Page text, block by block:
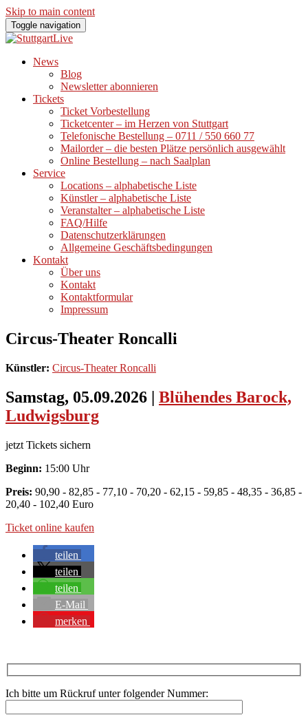
Skip to main content
Toggle navigation
News
Blog
Newsletter abonnieren
Tickets
Ticket Vorbestellung
Ticketcenter – im Herzen von Stuttgart
Telefonische Bestellung – 0711 / 550 660 77
Mailorder – die besten Plätze persönlich ausgewählt
Online Bestellung – nach Saalplan
Service
Locations – alphabetische Liste
Künstler – alphabetische Liste
Veranstalter – alphabetische Liste
FAQ/Hilfe
Datenschutzerklärungen
Allgemeine Geschäftsbedingungen
Kontakt
Über uns
Kontakt
Kontaktformular
Impressum
Circus-Theater Roncalli
Künstler: Circus-Theater Roncalli
Samstag, 05.09.2026 | Blühendes Barock,
Ludwigsburg
jetzt Tickets sichern
Beginn: 15:00 Uhr
Preis: 90,90 - 82,85 - 77,10 - 70,20 - 62,15 - 59,85 - 48,35 - 36,85 -
20,40 - 102,40 Euro
Ticket online kaufen
teilen
teilen
teilen
E-Mail
merken
Ich bitte um Rückruf unter folgender Nummer: